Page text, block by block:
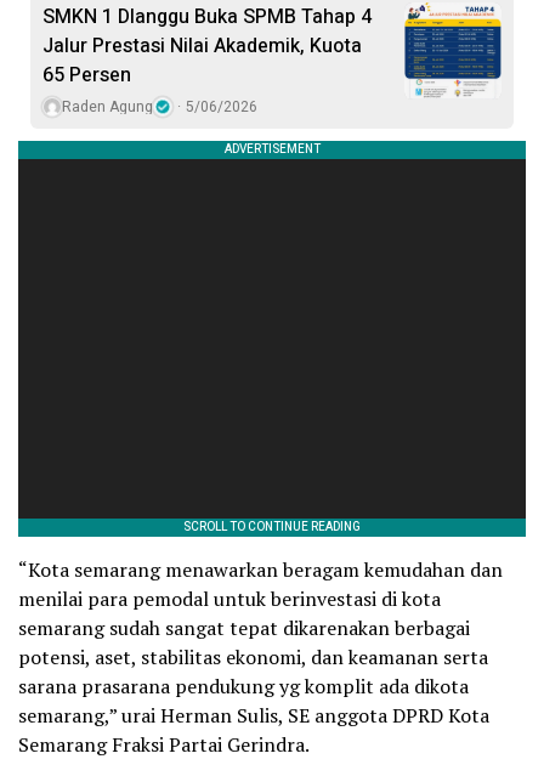
SMKN 1 Dlanggu Buka SPMB Tahap 4
Jalur Prestasi Nilai Akademik, Kuota
65 Persen
Raden Agung 5/06/2026
“Kota semarang menawarkan beragam kemudahan dan
menilai para pemodal untuk berinvestasi di kota
semarang sudah sangat tepat dikarenakan berbagai
potensi, aset, stabilitas ekonomi, dan keamanan serta
sarana prasarana pendukung yg komplit ada dikota
semarang,” urai Herman Sulis, SE anggota DPRD Kota
Semarang Fraksi Partai Gerindra.